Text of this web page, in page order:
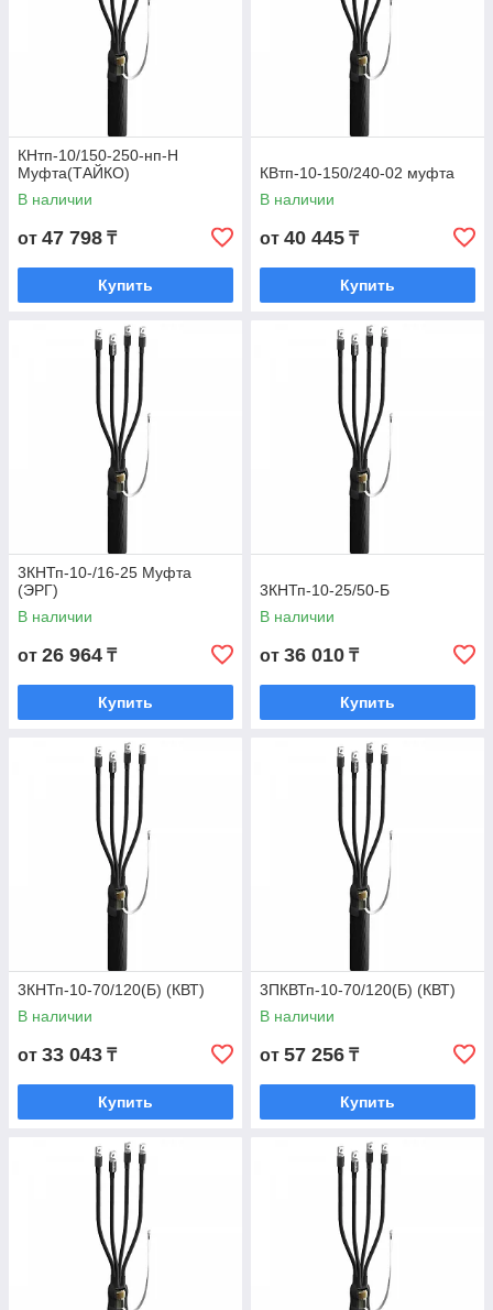
КНтп-10/150-250-нп-Н
Муфта(ТАЙКО)
В наличии
от 47 798 ₸
Купить
КВтп-10-150/240-02 муфта
В наличии
от 40 445 ₸
Купить
3КНТп-10-/16-25 Муфта
(ЭРГ)
В наличии
от 26 964 ₸
Купить
3КНТп-10-25/50-Б
В наличии
от 36 010 ₸
Купить
3КНТп-10-70/120(Б) (КВТ)
В наличии
от 33 043 ₸
Купить
3ПКВТп-10-70/120(Б) (КВТ)
В наличии
от 57 256 ₸
Купить